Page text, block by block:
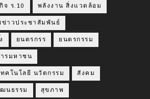
จ ร.10 พลังงาน สิ่งแวดล้อม
ข่าวประชาสัมพันธ์
ยนตรกรร ยนตรกรรม
รมหาชน
คโนโลยี นวัตกรรม สังคม
นธรรม สุขภาพ